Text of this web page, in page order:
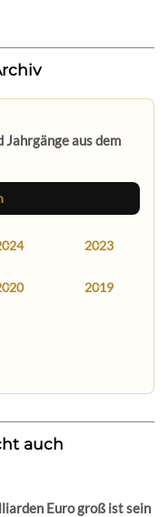
Jahrgänge aus dem
2023
2019
auch
Euro groß ist sein